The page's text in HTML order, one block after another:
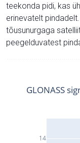
teekonda pidi, kas
erinevatelt
tõusunurgaga
peegelduvatest
14
GLONASS